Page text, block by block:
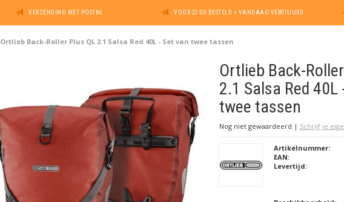
VERZENDING MET POSTNL VOOR 22:00 BESTELD = VANDAAG VERSTUURD
Ortlieb Back-Roller Plus QL 2.1 Salsa Red 40L - Set van twee tassen
Ortlieb Back-
2.1 Salsa Red 40L
twee tassen
Nog niet gewaardeerd | Schrijf je
Artikelnummer:
EAN:
Levertijd: